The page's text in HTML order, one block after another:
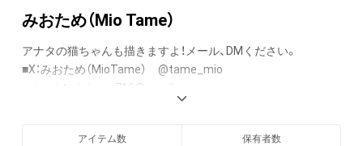
みおため（Mio Tame）
アナタの猫ちゃんも描きますよ！メール、DMください。
■X：みおため（MioTame）　@tame_mio
■メール：miotame716@gmail.com
アイテム数 保有者数